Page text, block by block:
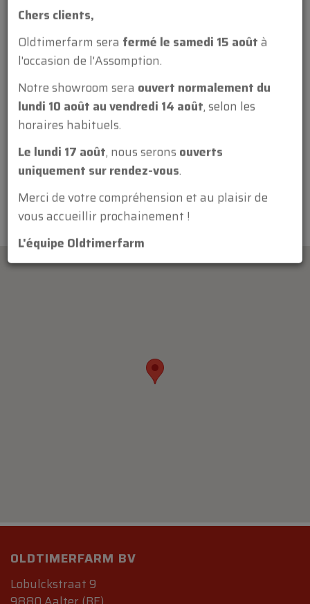
OLDTIMERFARM BV
Lobulckstraat 9
Chers clients,
Oldtimerfarm sera fermé le samedi 15 aoûtà
l'occasion de l'Assomption.
Notre showroom sera ouvert normalement du
lundi 10 août au vendredi 14 août, selon les
horaires habituels.
Le lundi 17 août, nous serons ouverts
uniquement sur rendez-vous.
Merci de votre compréhension et au plaisir de
vous accueillir prochainement !
L'équipe Oldtimerfarm